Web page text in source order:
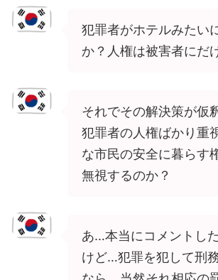
犯罪者がホテルみたい
か？人権は被害者にだ
それでその解決策が仮
犯罪者の人権ばかり重
な市民の安全に暮らす
無視するのか？
あ…本当にコメントし
けど…犯罪を犯して刑